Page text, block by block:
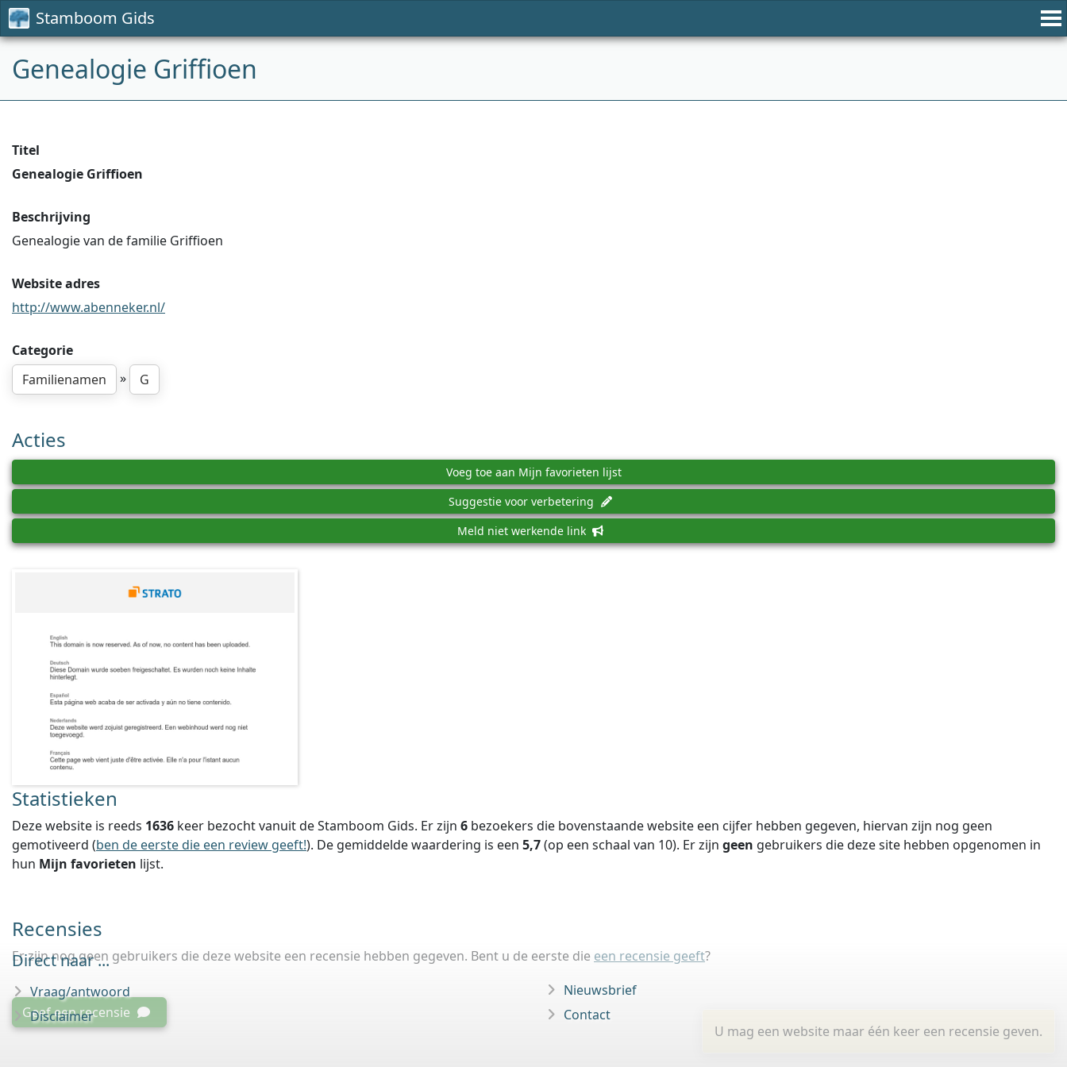
Stamboom Gids
Genealogie Griffioen
Titel
Genealogie Griffioen
Beschrijving
Genealogie van de familie Griffioen
Website adres
http://www.abenneker.nl/
Categorie
Familienamen
» G
Acties
Voeg toe aan Mijn favorieten lijst
Suggestie voor verbetering
Meld niet werkende link
Statistieken
Deze website is reeds 1636 keer bezocht vanuit de Stamboom Gids. Er zijn 6 bezoekers die bovenstaande website een cijfer hebben gegeven, hiervan zijn nog geen
gemotiveerd (ben de eerste die een review geeft!). De gemiddelde waardering is een 5,7(op een schaal van 10). Er zijn geen gebruikers die deze site hebben opgenomen in
hun Mijn favorieten lijst.
Recensies
Er zijn nog geen gebruikers die deze website een recensie hebben gegeven. Bent u de eerste die een recensie geeft?
U mag een website maar één keer een recensie geven.
Geef een recensie
Direct naar ...
Vraag/antwoord
Disclaimer
Nieuwsbrief
Contact